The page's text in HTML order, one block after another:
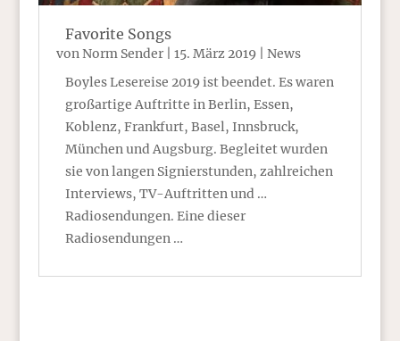
Favorite Songs
von Norm Sender| 15. März 2019| News
Boyles Lesereise 2019 ist beendet. Es waren
großartige Auftritte in Berlin, Essen,
Koblenz, Frankfurt, Basel, Innsbruck,
München und Augsburg. Begleitet wurden
sie von langen Signierstunden, zahlreichen
Interviews, TV-Auftritten und …
Radiosendungen. Eine dieser
Radiosendungen …